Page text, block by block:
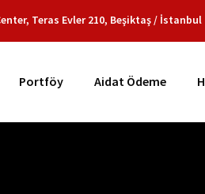
Teras Evler 210, Beşiktaş / İstanbul
Portföy Aidat Ödeme